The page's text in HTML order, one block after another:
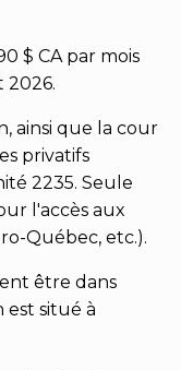
$ CA par mois
2026.
ainsi que la cour
privatifs
2235. Seule
l'accès aux
Québec, etc.).
être dans
situé à